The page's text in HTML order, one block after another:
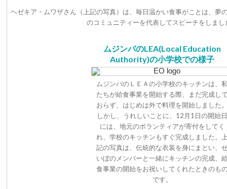
ヘゼキア・ムワザさん（上記の写真）は、毎日温かい食事がことは、夢
のコミュニティーを代表してスピーチをしまし
ムジンバのLEA(Local Education
Authority)の小学校での様子
ムジンバのＬＥＡの小学校のキッチンは、
たちが給食事業を開始する際、まだ完成し
おらず、はじめは外で料理を開始しました
しかし、うれしいことに、12月1日の開始
には、地元のボランティアが寄付をしてく
れ、学校のキッチンもすぐ完成しました。
記の写真は、伝統的な衣装を身にまとい、
いぼのメンバーと一緒にキッチンの完成、
食事業の開始をお祝いしてくれたときのも
です。